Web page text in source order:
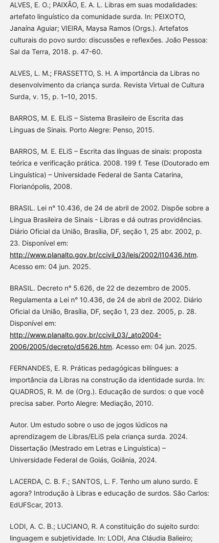
ALVES, E. O.; PAIXÃO, E. A. L. Libras em suas modalidades:
artefato linguístico da comunidade surda. In: PEIXOTO,
Janaína Aguiar; VIEIRA, Maysa Ramos (Orgs.). Artefatos
culturais do povo surdo: discussões e reflexões. João Pessoa:
Sal da Terra, 2018. p. 47-60.
ALVES, L. M.; FRASSETTO, S. H. A importância da Libras no
desenvolvimento da criança surda. Revista Virtual de Cultura
Surda, v. 15, p. 1–10, 2015.
BARROS, M. E. ELiS – Sistema Brasileiro de Escrita das
Línguas de Sinais. Porto Alegre: Penso, 2015.
BARROS, M. E. ELiS – Escrita das línguas de sinais: proposta
teórica e verificação prática. 2008. 199 f. Tese (Doutorado em
Linguística) – Universidade Federal de Santa Catarina,
Florianópolis, 2008.
BRASIL. Lei n° 10.436, de 24 de abril de 2002. Dispõe sobre a
Língua Brasileira de Sinais - Libras e dá outras providências.
Diário Oficial da União, Brasília, DF, seção 1, 25 abr. 2002, p.
23. Disponível em:
http://www.planalto.gov.br/ccivil_03/leis/2002/l10436.htm.
Acesso em: 04 jun. 2025.
BRASIL. Decreto n° 5.626, de 22 de dezembro de 2005.
Regulamenta a Lei n° 10.436, de 24 de abril de 2002. Diário
Oficial da União, Brasília, DF, seção 1, 23 dez. 2005, p. 28.
Disponível em:
http://www.planalto.gov.br/ccivil_03/_ato2004-
2006/2005/decreto/d5626.htm. Acesso em: 04 jun. 2025.
FERNANDES, E. R. Práticas pedagógicas bilíngues: a
importância da Libras na construção da identidade surda. In:
QUADROS, R. M. de (Org.). Educação de surdos: o que você
precisa saber. Porto Alegre: Mediação, 2010.
Autor. Um estudo sobre o uso de jogos lúdicos na
aprendizagem de Libras/ELiS pela criança surda. 2024.
Dissertação (Mestrado em Letras e Linguística) –
Universidade Federal de Goiás, Goiânia, 2024.
LACERDA, C. B. F.; SANTOS, L. F. Tenho um aluno surdo. E
agora? Introdução à Libras e educação de surdos. São Carlos:
EdUFScar, 2013.
LODI, A. C. B.; LUCIANO, R. A constituição do sujeito surdo:
linguagem e subjetividade. In: LODI, Ana Cláudia Balieiro;